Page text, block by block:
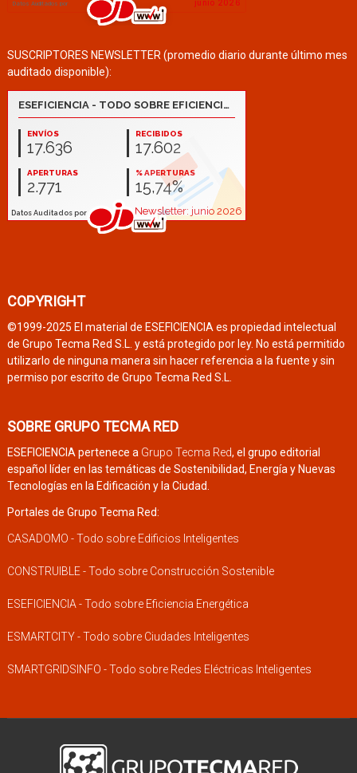
SUSCRIPTORES NEWSLETTER (promedio diario durante último mes
auditado disponible):
COPYRIGHT
©1999-2025 El material de ESEFICIENCIA es propiedad intelectual
de Grupo Tecma Red S.L. y está protegido por ley. No está permitido
utilizarlo de ninguna manera sin hacer referencia a la fuente y sin
permiso por escrito de Grupo Tecma Red S.L.
SOBRE GRUPO TECMA RED
ESEFICIENCIA pertenece a Grupo Tecma Red, el grupo editorial
español líder en las temáticas de Sostenibilidad, Energía y Nuevas
Tecnologías en la Edificación y la Ciudad.
Portales de Grupo Tecma Red:
CASADOMO - Todo sobre Edificios Inteligentes
CONSTRUIBLE - Todo sobre Construcción Sostenible
ESEFICIENCIA - Todo sobre Eficiencia Energética
ESMARTCITY - Todo sobre Ciudades Inteligentes
SMARTGRIDSINFO - Todo sobre Redes Eléctricas Inteligentes